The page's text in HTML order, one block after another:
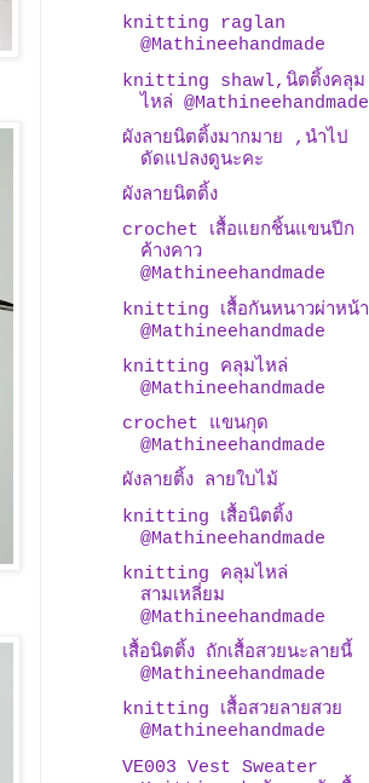
knitting raglan
@Mathineehandmade
knitting shawl,นิตติ้งคลุม
ไหล่ @Mathineehandmade
ผังลายนิตติ้งมากมาย ,นำไป
ดัดแปลงดูนะคะ
ผังลายนิตติ้ง
crochet เสื้อแยกชิ้นแขนปีก
ค้างคาว
@Mathineehandmade
knitting เสื้อกันหนาวผ่าหน้า
@Mathineehandmade
knitting คลุมไหล่
@Mathineehandmade
crochet แขนกุด
@Mathineehandmade
ผังลายติ้ง ลายใบไม้
knitting เสื้อนิตติ้ง
@Mathineehandmade
knitting คลุมไหล่
สามเหลี่ยม
@Mathineehandmade
เสื้อนิตติ้ง ถักเสื้อสวยนะลายนี้
@Mathineehandmade
knitting เสื้อสวยลายสวย
@Mathineehandmade
VE003 Vest Sweater